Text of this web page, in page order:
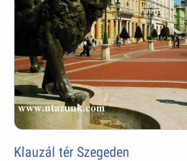
Klauzál tér Szegeden